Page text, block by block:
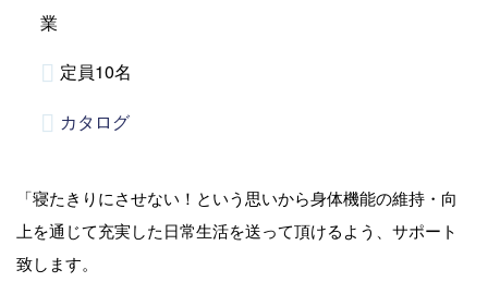
業
定員10名
カタログ
「寝たきりにさせない！という思いから身体機能の維持・向
上を通じて充実した日常生活を送って頂けるよう、サポート
致します。